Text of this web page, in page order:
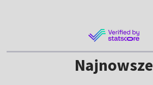
Najnowsze